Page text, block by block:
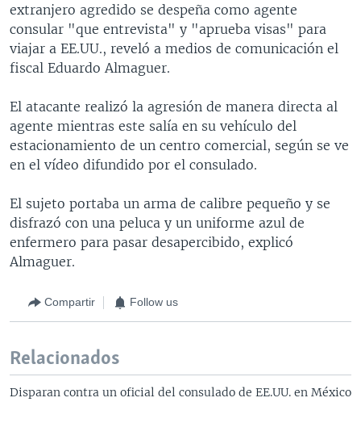
extranjero agredido se despeña como agente
consular "que entrevista" y "aprueba visas" para
viajar a EE.UU., reveló a medios de comunicación el
fiscal Eduardo Almaguer.
El atacante realizó la agresión de manera directa al
agente mientras este salía en su vehículo del
estacionamiento de un centro comercial, según se ve
en el vídeo difundido por el consulado.
El sujeto portaba un arma de calibre pequeño y se
disfrazó con una peluca y un uniforme azul de
enfermero para pasar desapercibido, explicó
Almaguer.
Compartir Follow us
Relacionados
Disparan contra un oficial del consulado de EE.UU. en México